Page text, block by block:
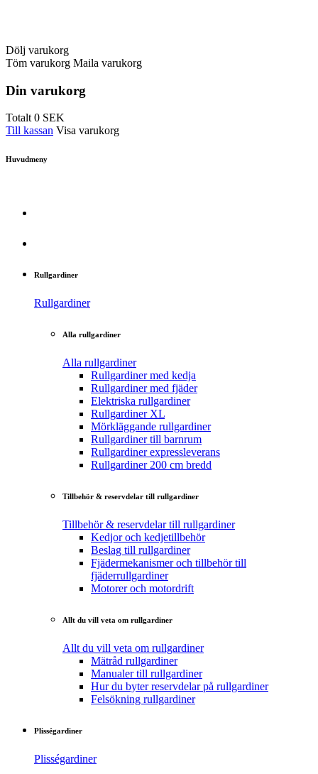
Dölj varukorg
Töm varukorg Maila varukorg
Din varukorg
Totalt0 SEK
Till kassan Visa varukorg
Huvudmeny
Rullgardiner
Rullgardiner
Alla rullgardiner
Alla rullgardiner
Rullgardiner med kedja
Rullgardiner med fjäder
Elektriska rullgardiner
Rullgardiner XL
Mörkläggande rullgardiner
Rullgardiner till barnrum
Rullgardiner expressleverans
Rullgardiner 200 cm bredd
Tillbehör & reservdelar till rullgardiner
Tillbehör & reservdelar till rullgardiner
Kedjor och kedjetillbehör
Beslag till rullgardiner
Fjädermekanismer och tillbehör till
fjäderrullgardiner
Motorer och motordrift
Allt du vill veta om rullgardiner
Allt du vill veta om rullgardiner
Mätråd rullgardiner
Manualer till rullgardiner
Hur du byter reservdelar på rullgardiner
Felsökning rullgardiner
Plisségardiner
Plisségardiner